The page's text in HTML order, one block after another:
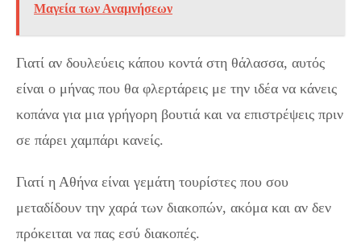
Μαγεία των Αναμνήσεων
Γιατί αν δουλεύεις κάπου κοντά στη θάλασσα, αυτός
είναι ο μήνας που θα φλερτάρεις με την ιδέα να κάνεις
κοπάνα για μια γρήγορη βουτιά και να επιστρέψεις πριν
σε πάρει χαμπάρι κανείς.
Γιατί η Αθήνα είναι γεμάτη τουρίστες που σου
μεταδίδουν την χαρά των διακοπών, ακόμα και αν δεν
πρόκειται να πας εσύ διακοπές.